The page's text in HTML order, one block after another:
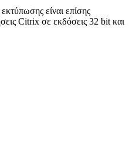
είναι επίσης
Citrix σε εκδόσεις 32 bit και